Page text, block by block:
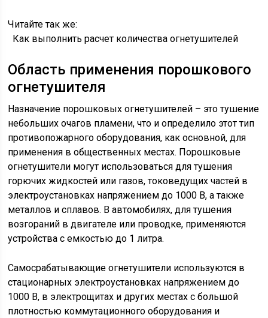
Читайте так же:
Как выполнить расчет количества огнетушителей
Область применения порошкового
огнетушителя
Назначение порошковых огнетушителей – это тушение
небольших очагов пламени, что и определило этот тип
противопожарного оборудования, как основной, для
применения в общественных местах. Порошковые
огнетушители могут использоваться для тушения
горючих жидкостей или газов, токоведущих частей в
электроустановках напряжением до 1000 В, а также
металлов и сплавов. В автомобилях, для тушения
возгораний в двигателе или проводке, применяются
устройства с емкостью до 1 литра.
Самосрабатывающие огнетушители используются в
стационарных электроустановках напряжением до
1000 В, в электрощитах и других местах с большой
плотностью коммутационного оборудования и